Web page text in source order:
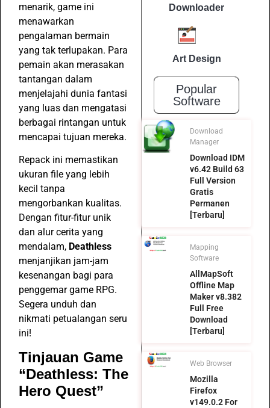
menarik, game ini
menawarkan
pengalaman bermain
yang tak terlupakan. Para
pemain akan merasakan
tantangan dalam
menjelajahi dunia fantasi
yang luas dan mengatasi
berbagai rintangan untuk
mencapai tujuan mereka.
Repack ini memastikan
ukuran file yang lebih
kecil tanpa
mengorbankan kualitas.
Dengan fitur-fitur unik
dan alur cerita yang
mendalam, Deathless
menjanjikan jam-jam
kesenangan bagi para
penggemar game RPG.
Segera unduh dan
nikmati petualangan seru
ini!
Tinjauan Game
“Deathless: The
Hero Quest”
Downloader
Art Design
Popular
Software
Download
Manager
Download IDM
v6.42 Build 63
Full Version
Gratis
Permanen
[Terbaru]
Mapping
Software
AllMapSoft
Offline Map
Maker v8.382
Full Free
Download
[Terbaru]
Web Browser
Mozilla
Firefox
v149.0.2 For